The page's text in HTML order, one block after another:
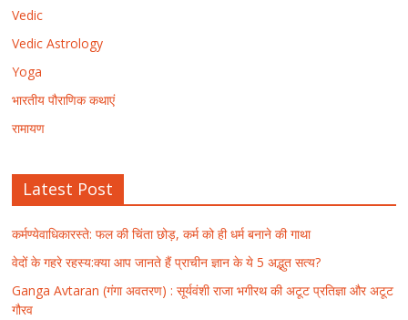
Vedic
Vedic Astrology
Yoga
भारतीय पौराणिक कथाएं
रामायण
Latest Post
कर्मण्येवाधिकारस्ते: फल की चिंता छोड़, कर्म को ही धर्म बनाने की गाथा
वेदों के गहरे रहस्य:क्या आप जानते हैं प्राचीन ज्ञान के ये 5 अद्भुत सत्य?
Ganga Avtaran (गंगा अवतरण) : सूर्यवंशी राजा भगीरथ की अटूट प्रतिज्ञा और अटूट
गौरव